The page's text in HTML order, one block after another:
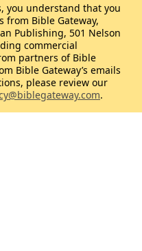
you understand that you
from Bible Gateway,
Publishing, 501 Nelson
commercial
partners of Bible
Bible Gateway’s emails
please review our
.